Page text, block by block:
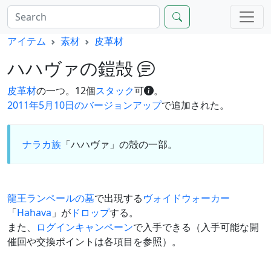
アイテム 素材 皮革材
ハハヴァの鎧殻
皮革材の一つ。12個スタック可
。
2011年5月10日のバージョンアップで追加された。
ナラカ族 「ハハヴァ」の殻の一部。
龍王ランペールの墓で出現するヴォイドウォーカー
「Hahava 」が ドロップする。
また、
ログインキャンペーンで入手できる（入手可能な開
催回や交換ポイントは各項目を参照）。